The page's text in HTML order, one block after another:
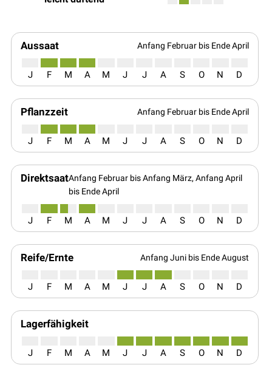
Aussaat Anfang Februar bis Ende April
J F M A M J J A S O N D
Pflanzzeit Anfang Februar bis Ende April
J F M A M J J A S O N D
DirektsaatAnfang Februar bis Anfang März, Anfang April
bis Ende April
J F M A M J J A S O N D
Reife/Ernte Anfang Juni bis Ende August
J F M A M J J A S O N D
Lagerfähigkeit
J F M A M J J A S O N D